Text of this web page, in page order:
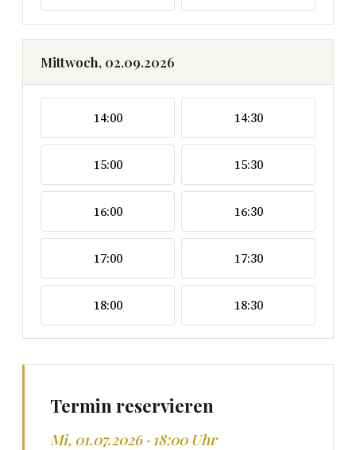
Mittwoch, 02.09.2026
14:00 14:30
15:00 15:30
16:00 16:30
17:00 17:30
18:00 18:30
Termin reservieren
Mi, 01.07.2026 · 18:00 Uhr